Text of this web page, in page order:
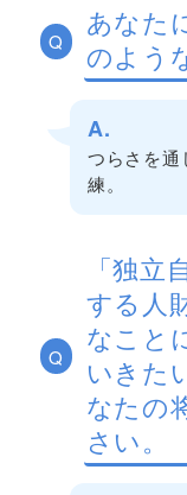
Q
あなた
のよう
A.
つらさを通
練。
Q
「独
する人
なこと
いきた
なたの
さい。